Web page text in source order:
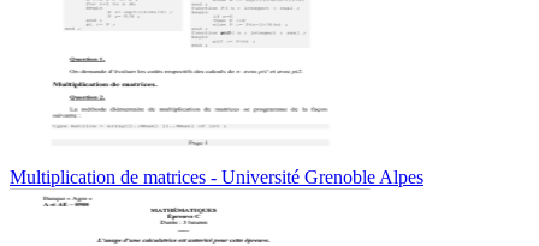
Multiplication de matrices - Université Grenoble Alpes